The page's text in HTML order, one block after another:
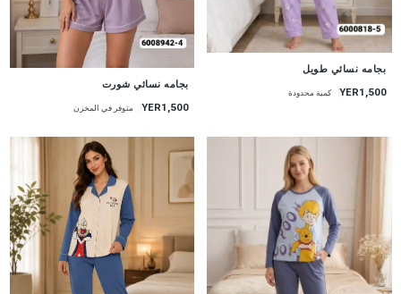
بجامه نسائي طويل
YER1,500 كمية محدودة
جديد
بجامه نسائي شورت
YER1,500 متوفر في المخزن